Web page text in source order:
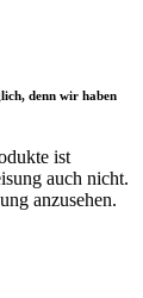
denn wir haben
ist
auch nicht.
anzusehen.